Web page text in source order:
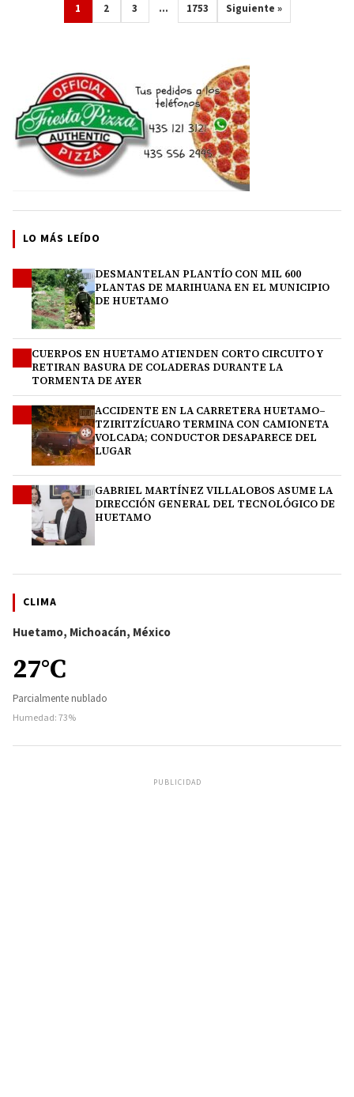
1 2 3 … 1753 Siguiente »
LO MÁS LEÍDO
DESMANTELAN PLANTÍO CON MIL 600
PLANTAS DE MARIHUANA EN EL MUNICIPIO
DE HUETAMO
CUERPOS EN HUETAMO ATIENDEN CORTO CIRCUITO Y
RETIRAN BASURA DE COLADERAS DURANTE LA
TORMENTA DE AYER
ACCIDENTE EN LA CARRETERA HUETAMO–
TZIRITZÍCUARO TERMINA CON CAMIONETA
VOLCADA; CONDUCTOR DESAPARECE DEL
LUGAR
GABRIEL MARTÍNEZ VILLALOBOS ASUME LA
DIRECCIÓN GENERAL DEL TECNOLÓGICO DE
HUETAMO
CLIMA
Huetamo, Michoacán, México
27°C
Parcialmente nublado
Humedad: 73%
PUBLICIDAD